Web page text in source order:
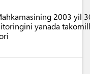
2003 yil
yanada